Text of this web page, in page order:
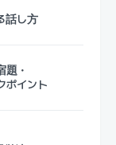
話し方
題・
ポイント